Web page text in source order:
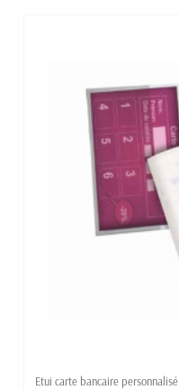
Etui carte bancaire personnalisé